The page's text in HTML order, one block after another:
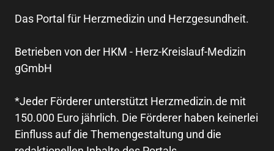
Das Portal für Herzmedizin und Herzgesundheit.
Betrieben von der HKM - Herz-Kreislauf-Medizin
gGmbH
*Jeder Förderer unterstützt Herzmedizin.de mit
150.000 Euro jährlich. Die Förderer haben keinerlei
Einfluss auf die Themengestaltung und die